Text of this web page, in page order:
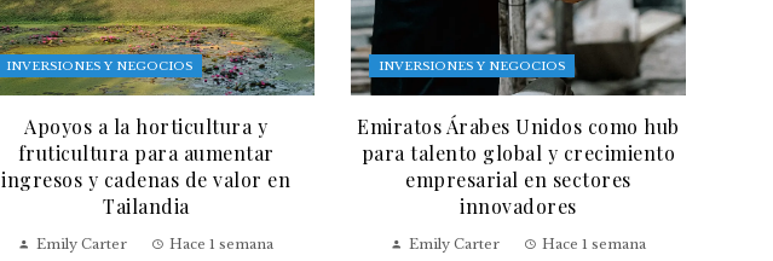
INVERSIONES Y NEGOCIOS
Apoyos a la horticultura y
fruticultura para aumentar
ingresos y cadenas de valor en
Tailandia
Emily Carter Hace 1 semana
INVERSIONES Y NEGOCIOS
Emiratos Árabes Unidos como hub
para talento global y crecimiento
empresarial en sectores
innovadores
Emily Carter Hace 1 semana